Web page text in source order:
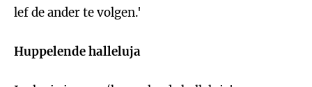
lef de ander te volgen.'
Huppelende halleluja